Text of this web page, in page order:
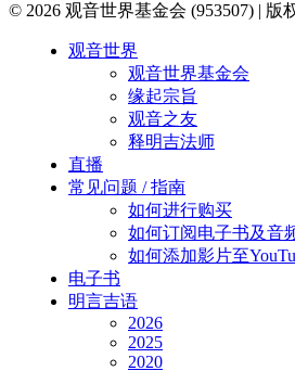
© 2026 观音世界基金会 (953507) | 版
观音世界
观音世界基金会
缘起宗旨
观音之友
释明吉法师
直播
常见问题 / 指南
如何进行购买
如何订阅电子书及音
如何添加影片至
电子书
明言吉语
2026
2025
2020